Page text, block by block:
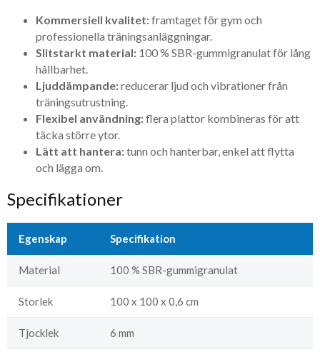
Kommersiell kvalitet:framtaget för gym och
professionella träningsanläggningar.
Slitstarkt material: 100 % SBR-gummigranulat för lång
hållbarhet.
Ljuddämpande:reducerar ljud och vibrationer från
träningsutrustning.
Flexibel användning:flera plattor kombineras för att
täcka större ytor.
Lätt att hantera:tunn och hanterbar, enkel att flytta
och lägga om.
Specifikationer
Egenskap Specifikation
Material 100 % SBR-gummigranulat
Storlek 100 x 100 x 0,6 cm
Tjocklek 6 mm